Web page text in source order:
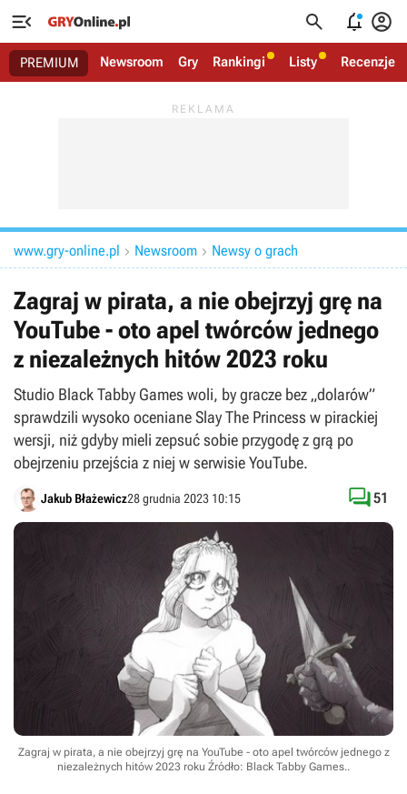
   
PREMIUM Newsroom Gry Rankingi Listy Recenzje
www.gry-online.pl  Newsroom  Newsy o grach
Zagraj w pirata, a nie obejrzyj grę na
YouTube - oto apel twórców jednego
z niezależnych hitów 2023 roku
Studio Black Tabby Games woli, by gracze bez „dolarów”
sprawdzili wysoko oceniane Slay The Princess w pirackiej
wersji, niż gdyby mieli zepsuć sobie przygodę z grą po
obejrzeniu przejścia z niej w serwisie YouTube.
Jakub Błażewicz28 grudnia 2023 10:15 51
Zagraj w pirata, a nie obejrzyj grę na YouTube - oto apel twórców jednego z
niezależnych hitów 2023 roku Źródło: Black Tabby Games..